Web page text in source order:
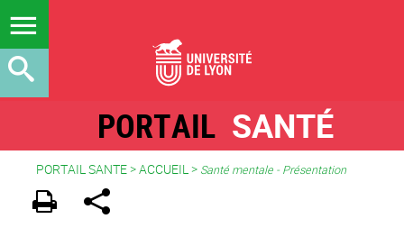
PORTAIL SANTÉ
PORTAIL SANTE>ACCUEIL> Santé mentale - Présentation